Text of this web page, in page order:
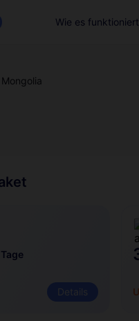
Wie es funktioniert
Mongolia
Details